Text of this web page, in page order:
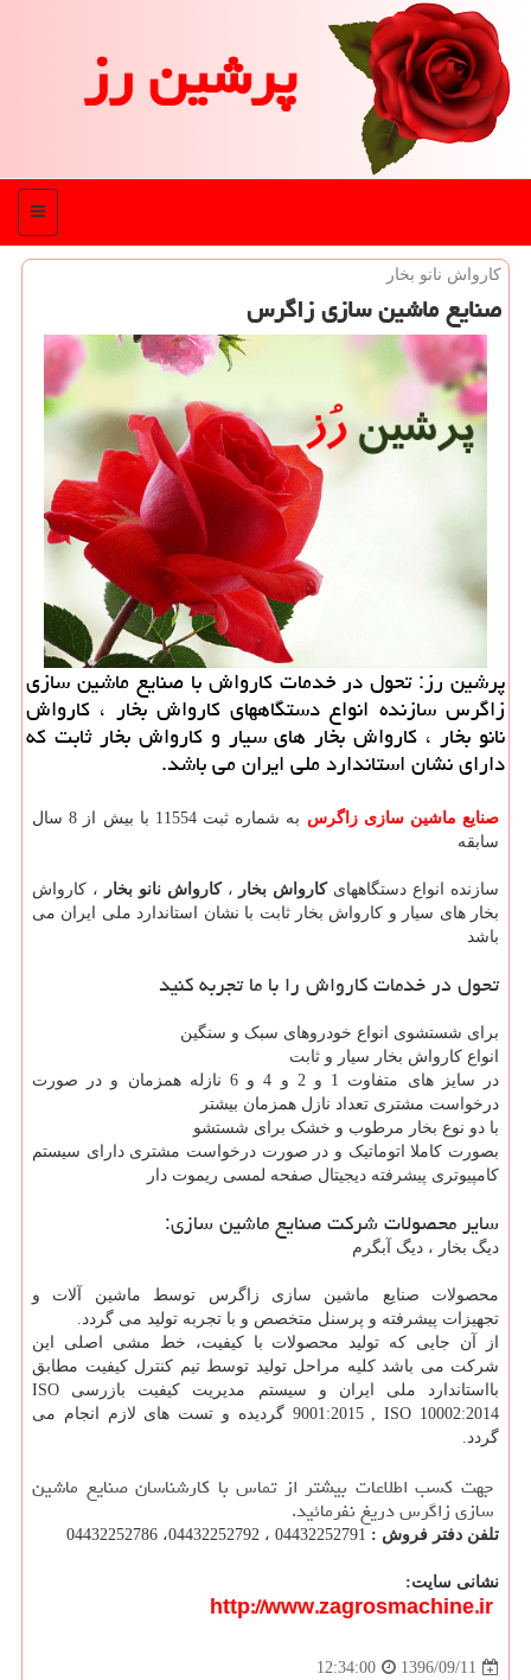
پرشین رز
منو
كارواش نانو بخار
صنایع ماشین سازی زاگرس
پرشین رز: تحول در خدمات كارواش با صنایع ماشین سازی
زاگرس سازنده انواع دستگاههای كارواش بخار ، كارواش
نانو بخار ، كارواش بخار های سیار و كارواش بخار ثابت كه
دارای نشان استاندارد ملی ایران می باشد.
صنایع ماشین سازی زاگرس
به شماره ثبت 11554 با بیش از 8 سال
سابقه
سازنده انواع دستگاههایکارواش بخار ،کارواش نانو بخار
، کارواش
بخار های سیار و کارواش بخار ثابت با نشان استاندارد ملی ایران می
باشد
تحول در خدمات کارواش را با ما تجربه کنید
برای شستشوی انواع خودروهای سبک و سنگین
انواع کارواش بخار سیار و ثابت
در سایز های متفاوت 1 و 2 و 4 و 6 نازله همزمان و در صورت
درخواست مشتری تعداد نازل همزمان بیشتر
با دو نوع بخار مرطوب و خشک برای شستشو
بصورت کاملا اتوماتیک و در صورت درخواست مشتری دارای سیستم
کامپیوتری پیشرفته دیجیتال صفحه لمسی ریموت دار
سایر محصولات شرکت صنایع ماشین سازی:
دیگ بخار ، دیگ آبگرم
محصولات صنایع ماشین سازی زاگرس توسط ماشین آلات و
تجهیزات پیشرفته و پرسنل متخصص و با تجربه تولید می گردد.
از آن جایی که تولید محصولات با کیفیت، خط مشی اصلی این
شرکت می باشد کلیه مراحل تولید توسط تیم کنترل کیفیت مطابق
بااستاندارد ملی ایران و سیستم مدیریت کیفیت بازرسی ISO
9001:2015 , ISO 10002:2014 گردیده و تست های لازم انجام می
گردد.
جهت کسب اطلاعات بیشتر از تماس با کارشناسان صنایع ماشین
سازی زاگرس دریغ نفرمائید.
تلفن دفتر فروش :
نشانی سایت:
http://www.zagrosmachine.ir
1396/09/11
12:34:00